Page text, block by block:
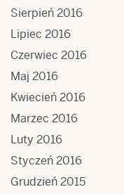
Sierpień 2016
Lipiec 2016
Czerwiec 2016
Maj 2016
Kwiecień 2016
Marzec 2016
Luty 2016
Styczeń 2016
Grudzień 2015